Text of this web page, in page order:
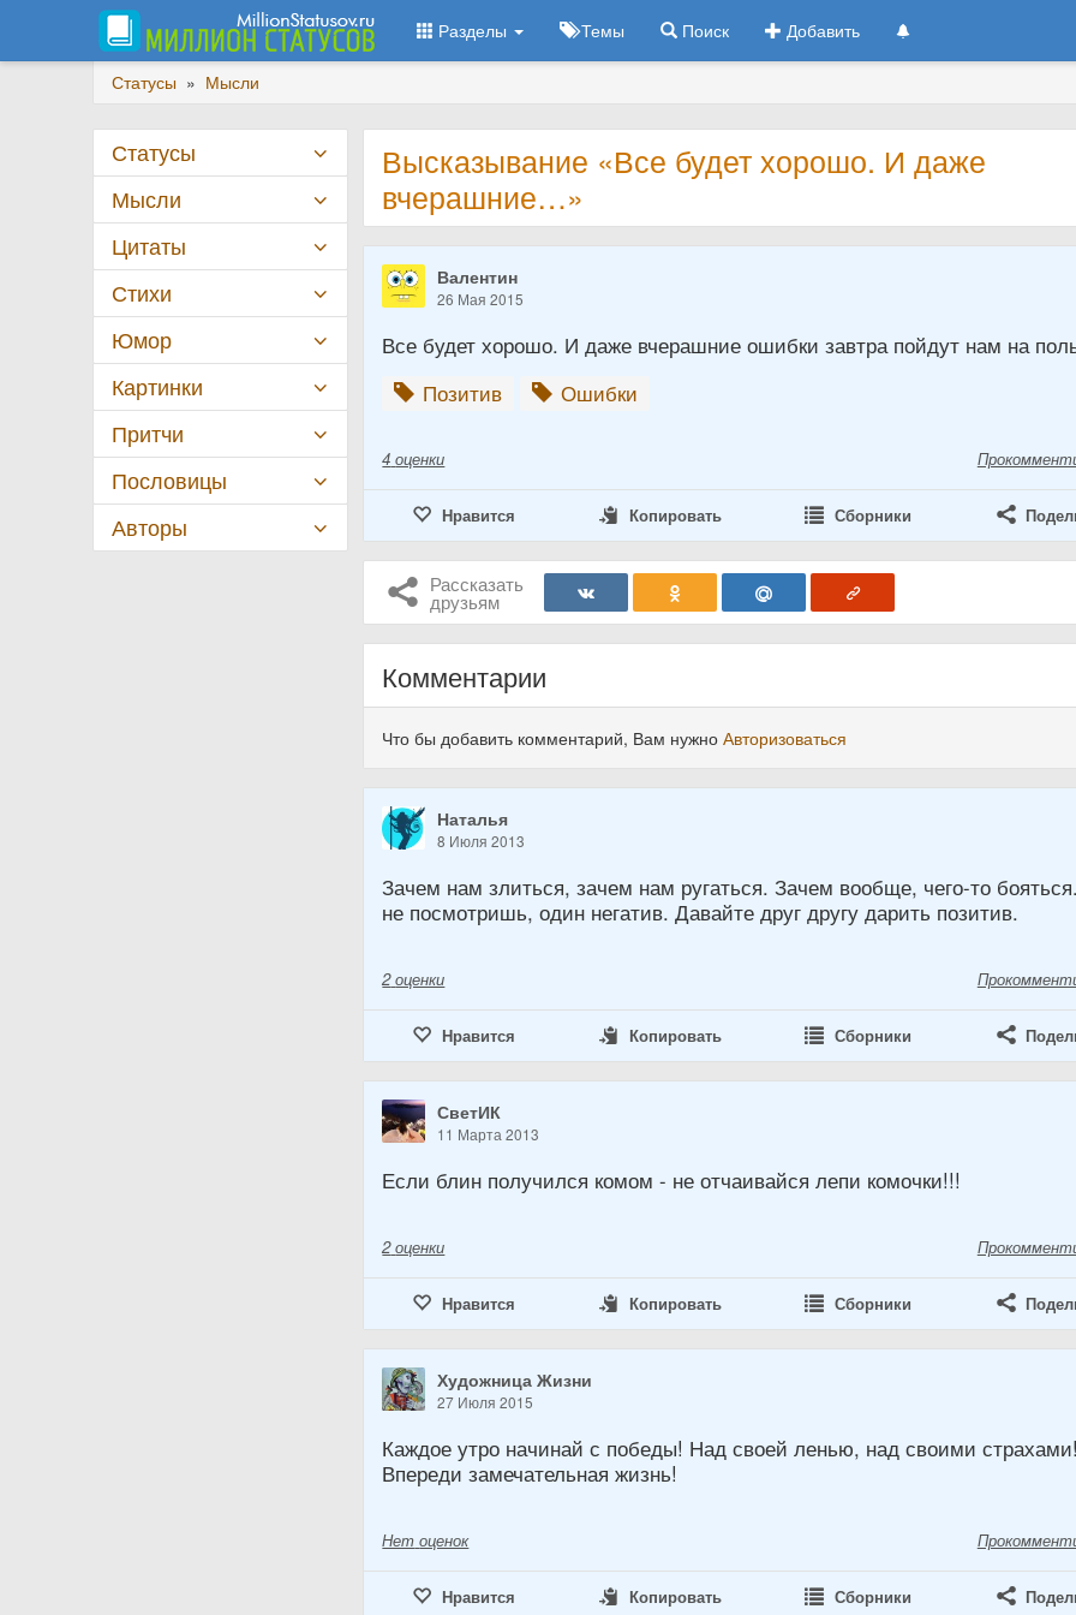
Разделы Темы Поиск Добавить
Статусы » Мысли
Высказывание «Все будет хорошо. И даже
вчерашние…»
Валентин
26 Мая 2015
Все будет хорошо. И даже вчерашние ошибки завтра пойдут нам на
Позитив
Ошибки
4 оценки
Нравится Копировать Сборники
Рассказать
друзьям
Комментарии
Что бы добавить комментарий, Вам нужноАвторизоваться
Наталья
8 Июля 2013
Зачем нам злиться, зачем нам ругаться. Зачем вообще, чего-то
не посмотришь, один негатив. Давайте друг другу дарить позитив.
2 оценки
Нравится Копировать Сборники
СветИК
11 Марта 2013
Если блин получился комом - не отчаивайся лепи комочки!!!
2 оценки
Нравится Копировать Сборники
Художница Жизни
27 Июля 2015
Каждое утро начинай с победы! Над своей ленью, над своими страхами!
Впереди замечательная жизнь!
Нет оценок
Нравится Копировать Сборники
Статусы
Мысли
Цитаты
Стихи
Юмор
Картинки
Притчи
Пословицы
Авторы